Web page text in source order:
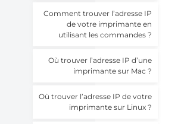
Comment trouver l’adresse IP
de votre imprimante en
utilisant les commandes ?
Où trouver l’adresse IP d’une
imprimante sur Mac ?
Où trouver l’adresse IP de votre
imprimante sur Linux ?